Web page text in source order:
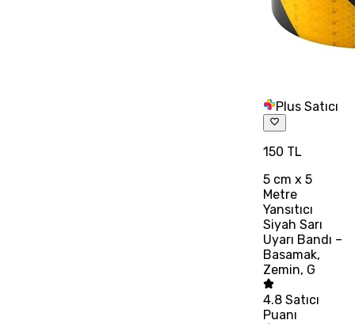
Plus Satıcı
150 TL
5 cm x 5
Metre
Yansıtıcı
Siyah Sarı
Uyarı Bandı –
Basamak,
Zemin, G
4.8 Satıcı
Puanı